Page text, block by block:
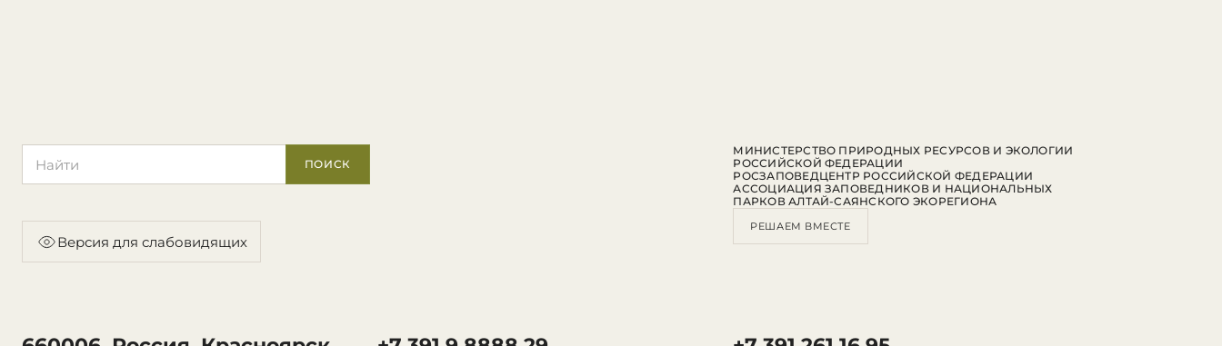
ПОИСК
Версия для слабовидящих
МИНИСТЕРСТВО ПРИРОДНЫХ РЕСУРСОВ И ЭКОЛОГИИ
РОССИЙСКОЙ ФЕДЕРАЦИИ
РОСЗАПОВЕДЦЕНТР РОССИЙСКОЙ ФЕДЕРАЦИИ
АССОЦИАЦИЯ ЗАПОВЕДНИКОВ И НАЦИОНАЛЬНЫХ
ПАРКОВ АЛТАЙ-САЯНСКОГО ЭКОРЕГИОНА
РЕШАЕМ ВМЕСТЕ